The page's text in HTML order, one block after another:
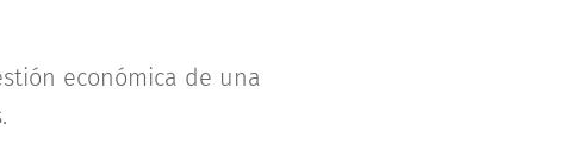
económica de una